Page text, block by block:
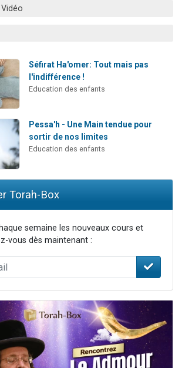
Il reste 49 places pour étudier en groupe sur Zoom
Eva vient de donner son Maasser
Séfirat Ha'omer: Tout mais pas
l'indifférence !
Education des enfants
Pessa'h - Une Main tendue pour
sortir de nos limites
Education des enfants
Torah-Box
semaine les nouveaux cours et
vous dès maintenant :